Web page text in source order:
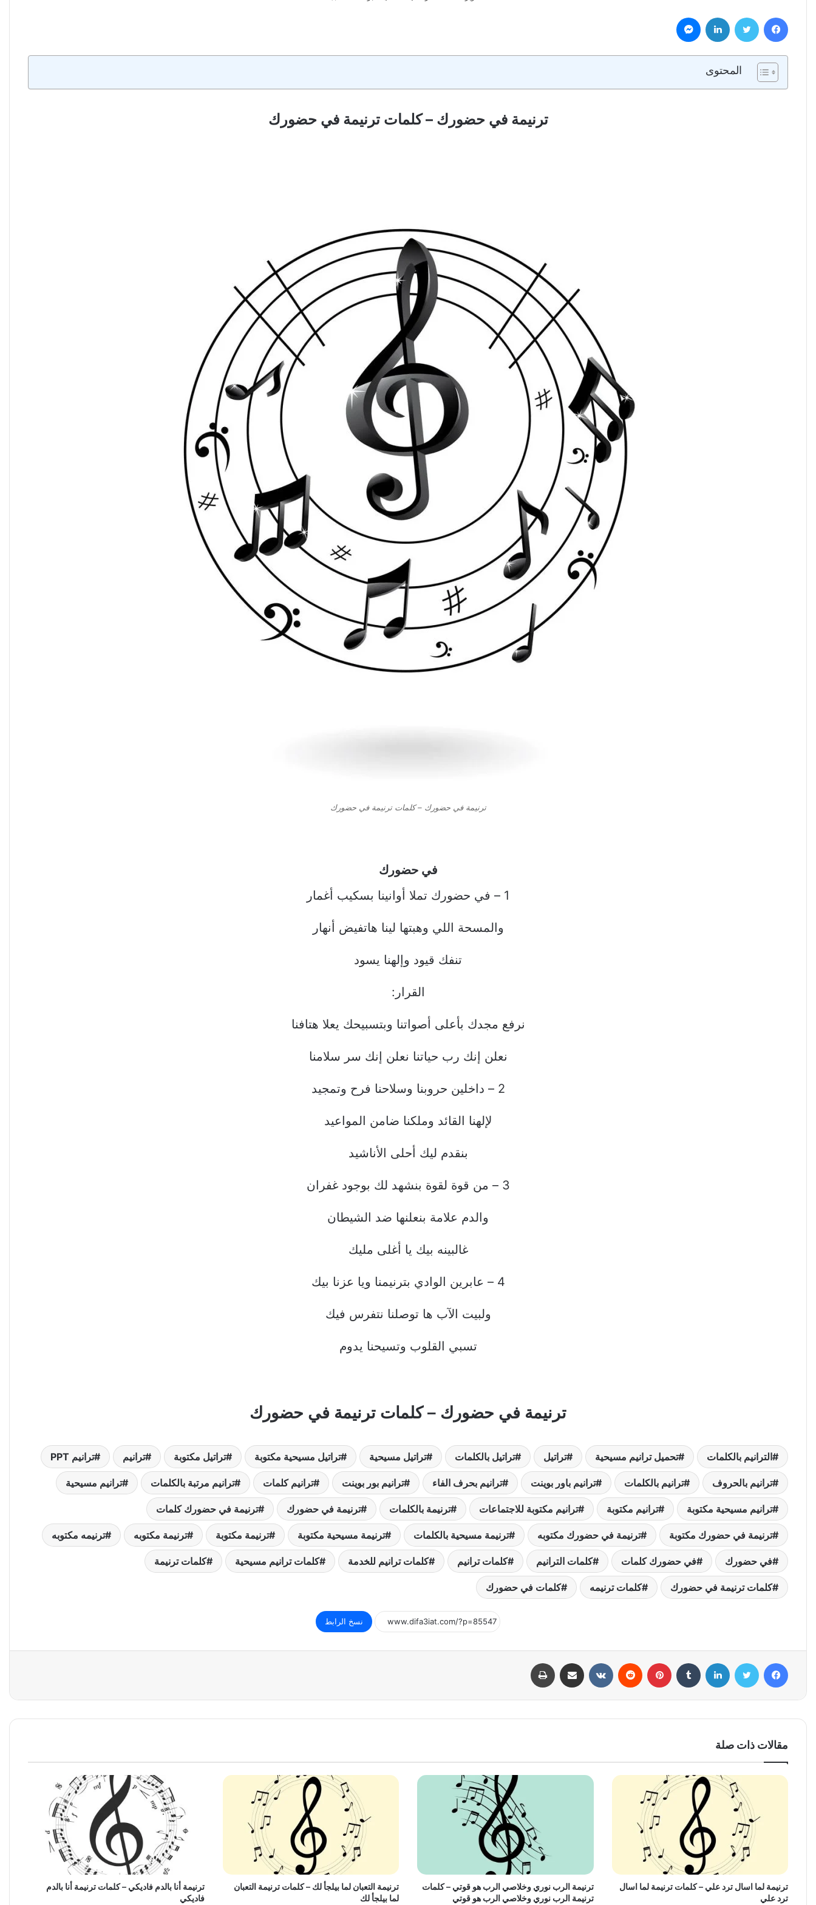
فيسبوك تويتر لينكدإن
المحتوى
ترنيمة في حضورك – كلمات ترنيمة في حضورك
ترنيمة في حضورك – كلمات ترنيمة في حضورك
في حضورك
1 – في حضورك تملا أوانينا بسكيب أغمار
والمسحة اللي وهبتها لينا هاتفيض أنهار
تنفك قيود وإلهنا يسود
القرار:
نرفع مجدك بأعلى أصواتنا وبتسبيحك يعلا هتافنا
نعلن إنك رب حياتنا نعلن إنك سر سلامنا
2 – داخلين حروبنا وسلاحنا فرح وتمجيد
لإلهنا القائد وملكنا ضامن المواعيد
بنقدم ليك أحلى الأناشيد
3 – من قوة لقوة بنشهد لك بوجود غفران
والدم علامة بنعلنها ضد الشيطان
غالبينه بيك يا أغلى مليك
4 – عابرين الوادي بترنيمنا ويا عزنا بيك
ولبيت الآب ها توصلنا نتفرس فيك
تسبي القلوب وتسيحنا يدوم
ترنيمة في حضورك – كلمات ترنيمة في حضورك
الترانيم بالكلمات تحميل ترانيم مسيحية تراتيل تراتيل بالكلمات تراتيل مسيحية تراتيل مسيحية مكتوبة تراتيل مكتوبة ترانيم ترانيم PPT
ترانيم بالحروف ترانيم بالكلمات ترانيم باور بوينت ترانيم بحرف الفاء ترانيم بور بوينت ترانيم كلمات ترانيم مرتبة بالكلمات ترانيم مسيحية
ترانيم مسيحية مكتوبة ترانيم مكتوبة ترانيم مكتوبة للاجتماعات ترنيمة بالكلمات ترنيمة في حضورك ترنيمة في حضورك كلمات
ترنيمة في حضورك مكتوبة ترنيمة في حضورك مكتوبه ترنيمة مسيحية بالكلمات ترنيمة مسيحية مكتوبة ترنيمة مكتوبة ترنيمة مكتوبه ترنيمه مكتوبه
في حضورك في حضورك كلمات كلمات الترانيم كلمات ترانيم كلمات ترانيم للخدمة كلمات ترانيم مسيحية كلمات ترنيمة
كلمات ترنيمة في حضورك كلمات ترنيمه كلمات في حضورك
نسخ الرابط
فيسبوك تويتر لينكدإن بينتيريست مشاركة عبر البريد
مقالات ذات صلة
ترنيمة لما اسال ترد علي – كلمات ترنيمة لما اسال
ترد علي
ترنيمة الرب نوري وخلاصي الرب هو قوتي – كلمات
ترنيمة الرب نوري وخلاصي الرب هو قوتي
ترنيمة التعبان لما بيلجأ لك – كلمات ترنيمة التعبان
لما بيلجأ لك
ترنيمة أنا بالدم فاديكي – كلمات ترنيمة أنا بالدم
فاديكي